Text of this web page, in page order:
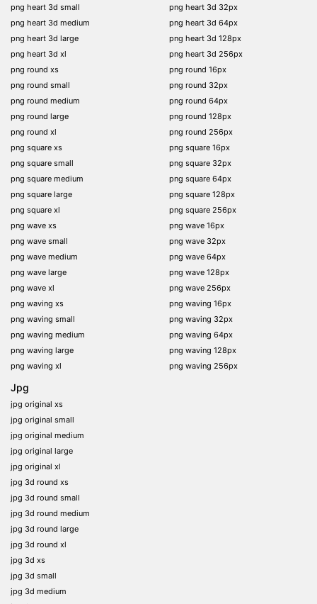
png heart 3d small
png heart 3d medium
png heart 3d large
png heart 3d xl
png round xs
png round small
png round medium
png round large
png round xl
png square xs
png square small
png square medium
png square large
png square xl
png wave xs
png wave small
png wave medium
png wave large
png wave xl
png waving xs
png waving small
png waving medium
png waving large
png waving xl
png heart 3d 32px
png heart 3d 64px
png heart 3d 128px
png heart 3d 256px
png round 16px
png round 32px
png round 64px
png round 128px
png round 256px
png square 16px
png square 32px
png square 64px
png square 128px
png square 256px
png wave 16px
png wave 32px
png wave 64px
png wave 128px
png wave 256px
png waving 16px
png waving 32px
png waving 64px
png waving 128px
png waving 256px
Jpg
jpg original xs
jpg original small
jpg original medium
jpg original large
jpg original xl
jpg 3d round xs
jpg 3d round small
jpg 3d round medium
jpg 3d round large
jpg 3d round xl
jpg 3d xs
jpg 3d small
jpg 3d medium